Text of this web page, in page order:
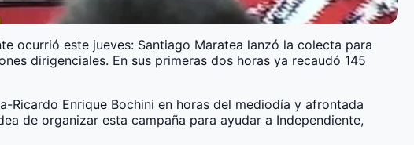
ocurrió este jueves: Santiago Maratea lanzó la colecta para
dirigenciales. En sus primeras dos horas ya recaudó 145
Ricardo Enrique Bochini en horas del mediodía y afrontada
de organizar esta campaña para ayudar a Independiente,